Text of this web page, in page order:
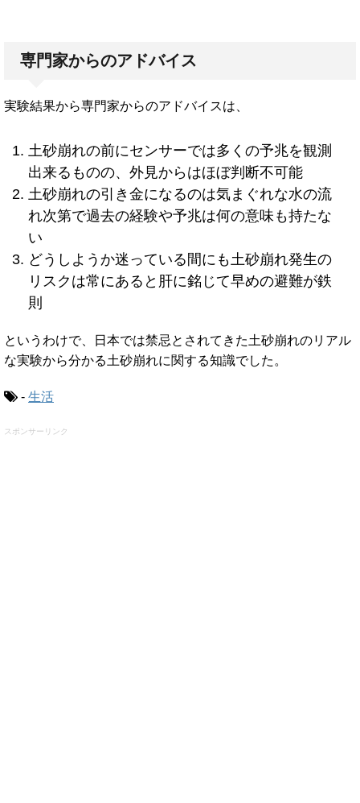
専門家からのアドバイス
実験結果から専門家からのアドバイスは、
土砂崩れの前にセンサーでは多くの予兆を観測
出来るものの、外見からはほぼ判断不可能
土砂崩れの引き金になるのは気まぐれな水の流
れ次第で過去の経験や予兆は何の意味も持たな
い
どうしようか迷っている間にも土砂崩れ発生の
リスクは常にあると肝に銘じて早めの避難が鉄
則
というわけで、日本では禁忌とされてきた土砂崩れのリアル
な実験から分かる土砂崩れに関する知識でした。
- 生活
スポンサーリンク